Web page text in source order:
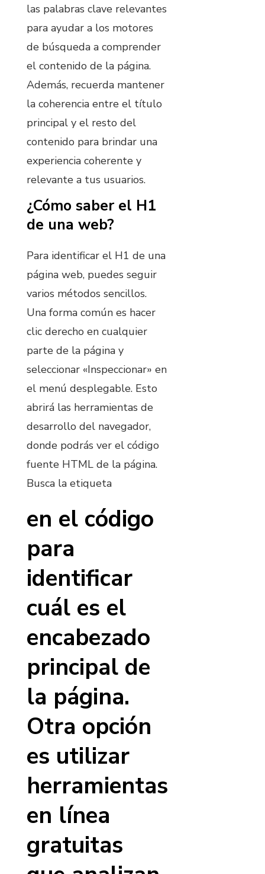
las palabras clave relevantes
para ayudar a los motores
de búsqueda a comprender
el contenido de la página.
Además, recuerda mantener
la coherencia entre el título
principal y el resto del
contenido para brindar una
experiencia coherente y
relevante a tus usuarios.
¿Cómo saber el H1
de una web?
Para identificar el H1 de una
página web, puedes seguir
varios métodos sencillos.
Una forma común es hacer
clic derecho en cualquier
parte de la página y
seleccionar «Inspeccionar» en
el menú desplegable. Esto
abrirá las herramientas de
desarrollo del navegador,
donde podrás ver el código
fuente HTML de la página.
Busca la etiqueta
en el código
para
identificar
cuál es el
encabezado
principal de
la página.
Otra opción
es utilizar
herramientas
en línea
gratuitas